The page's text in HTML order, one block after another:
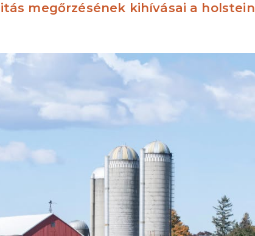
megőrzésének kihívásai a holstein